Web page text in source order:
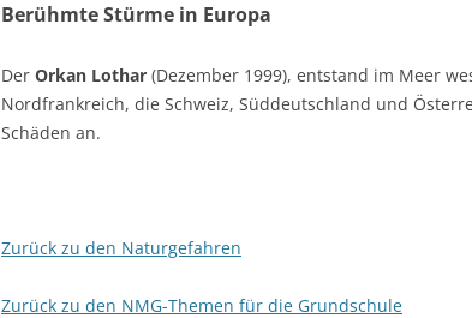
Berühmte Stürme in Europa
Der Orkan Lothar (Dezember 1999), entstand im Meer
Nordfrankreich, die Schweiz, Süddeutschland und
Schäden an.
Zurück zu den Naturgefahren
Zurück zu den NMG-Themen für die Grundschule